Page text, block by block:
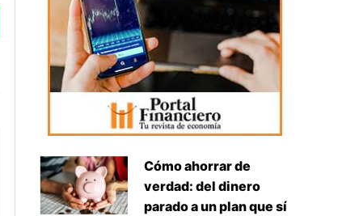
Siguiente
Cómo ahorrar de
verdad: del dinero
parado a un plan que sí